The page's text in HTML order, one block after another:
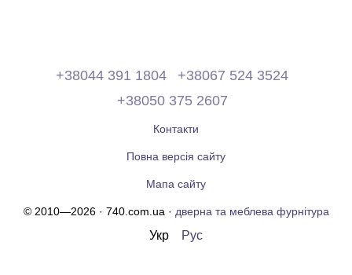
+38044 391 1804
+38067 524 3524
+38050 375 2607
Контакти
Повна версія сайту
Мапа сайту
© 2010—2026 · 740.com.ua · дверна та меблева фурнітура
Укр Рус